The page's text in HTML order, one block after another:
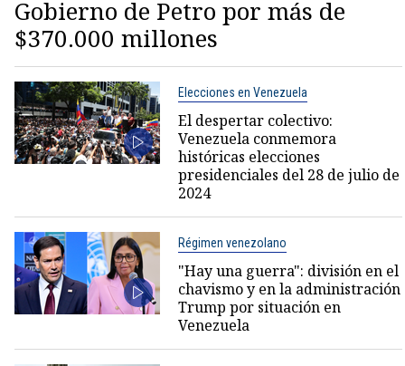
Gobierno de Petro por más de
$370.000 millones
Elecciones en Venezuela
El despertar colectivo:
Venezuela conmemora
históricas elecciones
presidenciales del 28 de julio de
2024
Régimen venezolano
"Hay una guerra": división en el
chavismo y en la administración
Trump por situación en
Venezuela